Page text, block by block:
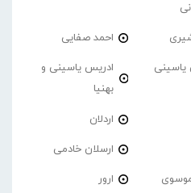
احمد صفایی
یاسینی
ادریس یاسینی و
بهنیا
اردلان
ارسلان خادمی
ارور